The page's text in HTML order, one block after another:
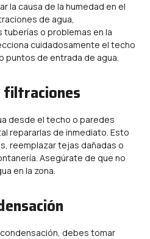
la causa de la humedad en el
de agua,
tuberías o problemas en la
cuidadosamente el techo
puntos de entrada de agua.
filtraciones
desde el techo o paredes
repararlas de inmediato. Esto
reemplazar tejas dañadas o
Asegúrate de que no
en la zona.
debes tomar